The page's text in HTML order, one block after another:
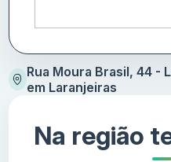
Rua Moura Brasil, 44 -
em Laranjeiras
Na região